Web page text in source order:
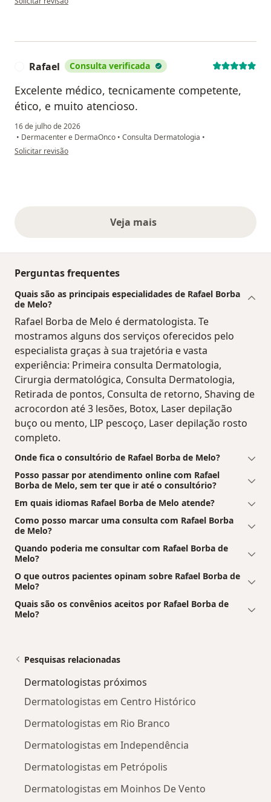
Rafael Consulta verificada
Excelente médico, tecnicamente competente,
ético, e muito atencioso.
16 de julho de 2026
• Dermacenter e DermaOnco • Consulta Dermatologia •
na opinião do utilizador Rafael
Solicitar revisão
Veja maisopiniões acima
Perguntas frequentes
Quais são as principais especialidades de Rafael Borba
de Melo?
Rafael Borba de Melo é dermatologista. Te
mostramos alguns dos serviços oferecidos pelo
especialista graças à sua trajetória e vasta
experiência: Primeira consulta Dermatologia,
Cirurgia dermatológica, Consulta Dermatologia,
Retirada de pontos, Consulta de retorno, Shaving de
acrocordon até 3 lesões, Botox, Laser depilação
buço ou mento, LIP pescoço, Laser depilação rosto
completo.
Onde fica o consultório de Rafael Borba de Melo?
Posso passar por atendimento online com Rafael
Borba de Melo, sem ter que ir até o consultório?
Em quais idiomas Rafael Borba de Melo atende?
Como posso marcar uma consulta com Rafael Borba
de Melo?
Quando poderia me consultar com Rafael Borba de
Melo?
O que outros pacientes opinam sobre Rafael Borba de
Melo?
Quais são os convênios aceitos por Rafael Borba de
Melo?
Pesquisas relacionadas
Dermatologistas próximos
Dermatologistas em Centro Histórico
Dermatologistas em Rio Branco
Dermatologistas em Independência
Dermatologistas em Petrópolis
Dermatologistas em Moinhos De Vento